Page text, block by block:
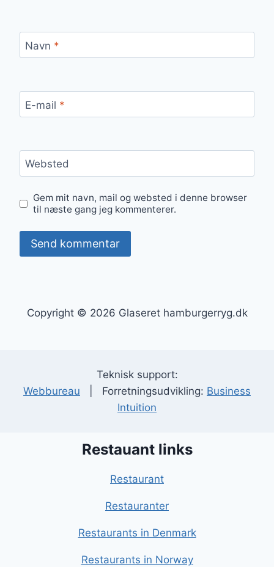
Navn *
E-mail *
Websted
Gem mit navn, mail og websted i denne browser
til næste gang jeg kommenterer.
Copyright © 2026 Glaseret hamburgerryg.dk
Teknisk support:
Webbureau | Forretningsudvikling: Business
Intuition
Restauant links
Restaurant
Restauranter
Restaurants in Denmark
Restaurants in Norway